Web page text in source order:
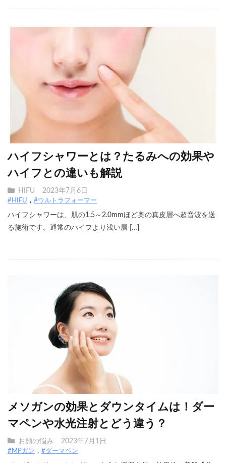
ハイフシャワーとは？たるみへの効果や
ハイフとの違いも解説
HIFU 2023年7月6日
#HIFU #ウルトラフォーマー
ハイフシャワーは、肌の1.5～2.0mmほど奥の真皮層へ超音波を送
る施術です。通常のハイフより浅い層 […]
メソガンの効果とダウンタイムは！ダー
マペンや水光注射とどう違う？
お顔の悩み 2023年7月1日
#MPガン #ダーマペン